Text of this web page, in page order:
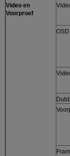
Video en
Voorproef
OSD